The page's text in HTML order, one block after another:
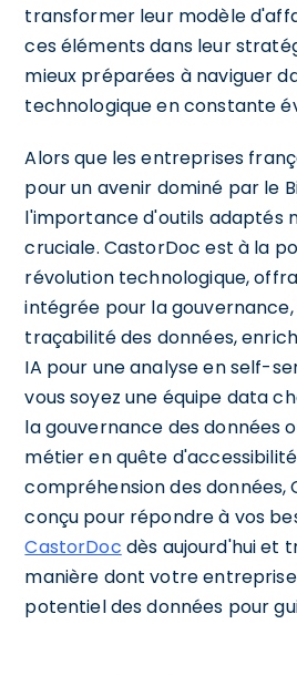
transformer leur modèle
ces éléments dans leur
mieux préparées à naviguer
technologique en constante
Alors que les entreprises
pour un avenir dominé par le
l'importance d'outils adaptés
cruciale. CastorDoc est à la
révolution technologique,
intégrée pour la
traçabilité des données,
IA pour une analyse en self-
vous soyez une équipe data
la gouvernance des données
métier en quête
compréhension des données,
conçu pour répondre à vos
CastorDoc dès aujourd'hui et
manière dont votre
potentiel des données pour